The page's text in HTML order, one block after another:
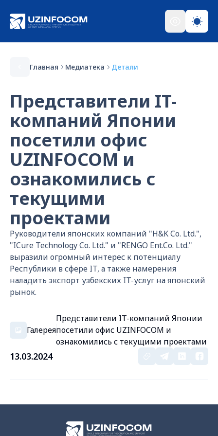
Главная Медиатека Детали
Представители IT-
компаний Японии
посетили офис
UZINFOCOM и
ознакомились с
текущими
проектами
Руководители японских компаний "H&K Co. Ltd.",
"ICure Technology Co. Ltd." и "RENGO Ent.Co. Ltd."
выразили огромный интерес к потенциалу
Республики в сфере IT, а также намерения
наладить экспорт узбекских IT-услуг на японский
рынок.
Галерея
Представители IT-компаний Японии
посетили офис UZINFOCOM и
ознакомились с текущими проектами
13.03.2024